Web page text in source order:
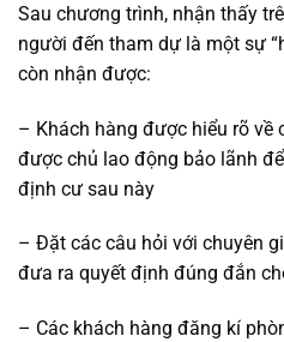
Sau chương trình, nhận thấy
người đến tham dự là một sự
còn nhận được:
– Khách hàng được hiểu rõ về
được chủ lao động bảo lãnh
định cư sau này
– Đặt các câu hỏi với chuyên
đưa ra quyết định đúng đắn
– Các khách hàng đăng kí